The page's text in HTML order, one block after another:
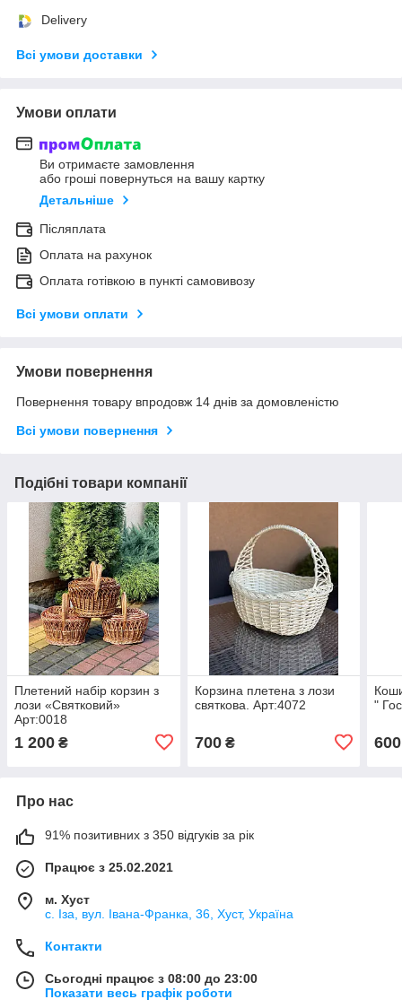
Delivery
Всі умови доставки
Умови оплати
Ви отримаєте замовлення
або гроші повернуться на вашу картку
Детальніше
Післяплата
Оплата на рахунок
Оплата готівкою в пункті самовивозу
Всі умови оплати
Умови повернення
Повернення товару впродовж 14 днів за домовленістю
Всі умови повернення
Подібні товари компанії
Плетений набір корзин з
лози «Святковий»
Арт:0018
1 200 ₴
Корзина плетена з лози
святкова. Арт:4072
700₴
"
600
Про нас
91% позитивних з 350 відгуків за рік
Працює з 25.02.2021
м. Хуст
с. Іза, вул. Івана-Франка, 36, Хуст, Україна
Контакти
Сьогодні працює з 08:00 до 23:00
Показати весь графік роботи